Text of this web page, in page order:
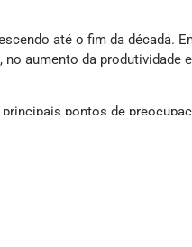
até o fim da década.
aumento da produtividade
pontos de